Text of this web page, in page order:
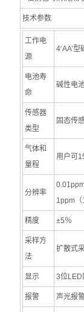
技术参数
工作电
源
4‘AA’
电池寿
命
碱性电
传感器
类型
固态传
气体和
量程
用户可
分辨率
1ppm（
精度 ±5％
采样方
法
扩散式
显示 3位LED
报警 声光报